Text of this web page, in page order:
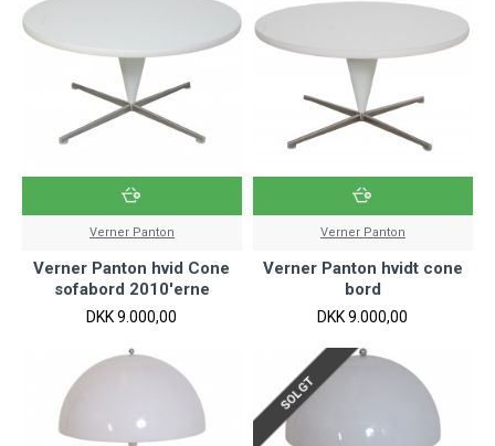
Verner Panton
Verner Panton hvid Cone
sofabord 2010'erne
DKK 9.000,00
Verner Panton
Verner Panton hvidt cone
bord
DKK 9.000,00
SOLGT